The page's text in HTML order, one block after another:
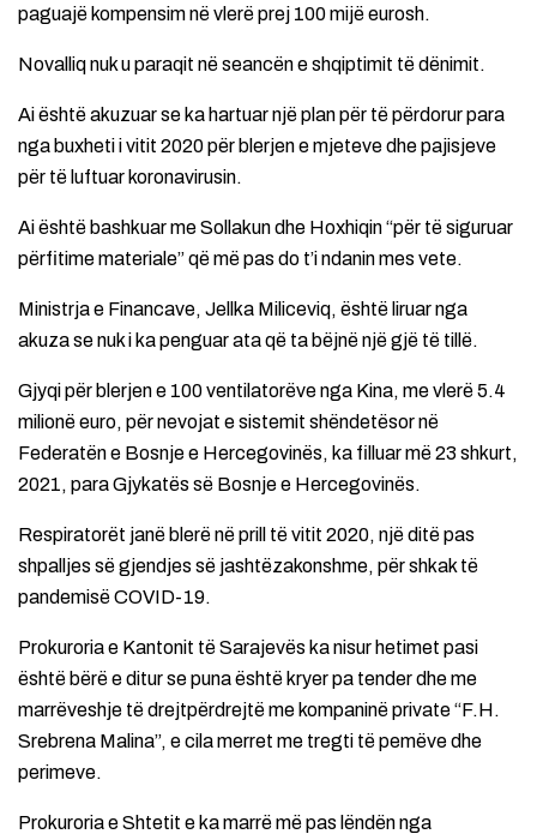
paguajë kompensim në vlerë prej 100 mijë eurosh.
Novalliq nuk u paraqit në seancën e shqiptimit të dënimit.
Ai është akuzuar se ka hartuar një plan për të përdorur para
nga buxheti i vitit 2020 për blerjen e mjeteve dhe pajisjeve
për të luftuar koronavirusin.
Ai është bashkuar me Sollakun dhe Hoxhiqin “për të siguruar
përfitime materiale” që më pas do t’i ndanin mes vete.
Ministrja e Financave, Jellka Miliceviq, është liruar nga
akuza se nuk i ka penguar ata që ta bëjnë një gjë të tillë.
Gjyqi për blerjen e 100 ventilatorëve nga Kina, me vlerë 5.4
milionë euro, për nevojat e sistemit shëndetësor në
Federatën e Bosnje e Hercegovinës, ka filluar më 23 shkurt,
2021, para Gjykatës së Bosnje e Hercegovinës.
Respiratorët janë blerë në prill të vitit 2020, një ditë pas
shpalljes së gjendjes së jashtëzakonshme, për shkak të
pandemisë COVID-19.
Prokuroria e Kantonit të Sarajevës ka nisur hetimet pasi
është bërë e ditur se puna është kryer pa tender dhe me
marrëveshje të drejtpërdrejtë me kompaninë private “F.H.
Srebrena Malina”, e cila merret me tregti të pemëve dhe
perimeve.
Prokuroria e Shtetit e ka marrë më pas lëndën nga